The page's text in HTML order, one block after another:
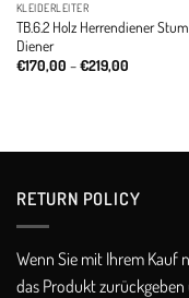
KLEIDERLEITER
TB.6.2 Holz Herrendiener
Diener
€170,00 –€219,00Price
RETURN POLICY​
Wenn Sie mit Ihrem Kauf
das Produkt